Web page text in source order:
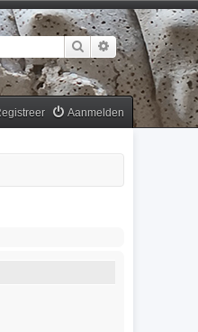
Zoek Uitgebreid
Aanmelden